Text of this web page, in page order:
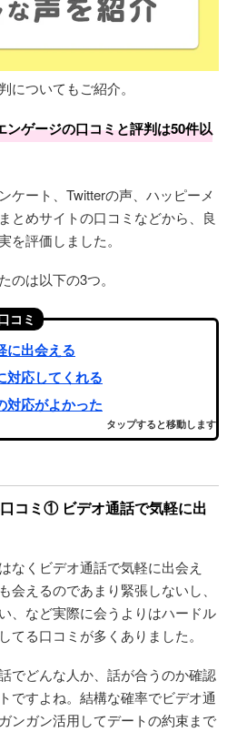
についてもご紹介。
ンゲージの口コミと評判は50件以
ケート、Twitterの声、ハッピーメ
とめサイトの口コミなどから、良
を評価しました。
のは以下の3つ。
コミ
出会える
応してくれる
応がよかった
タップすると移動します
コミ① ビデオ通話で気軽に出
なくビデオ通話で気軽に出会え
会えるのであまり緊張しないし、
、など実際に会うよりはハードル
てる口コミが多くありました。
でどんな人か、話が合うのか確認
ですよね。結構な確率でビデオ通
ンガン活用してデートの約束まで